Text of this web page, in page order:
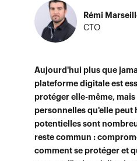
Aujourd'hui plus que
plateforme digitale est
protéger elle-même,
personnelles qu'elle peut
potentielles sont
reste commun :
comment se protéger et
Rémi
CTO